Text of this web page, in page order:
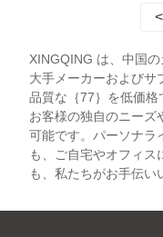
<
XINGQING は、中国
大手メーカーおよびサ
品質な｛77｝を低価
お客様の独自のニーズ
可能です。パーソナラ
も、ご自宅やオフィス
も、私たちがお手伝い